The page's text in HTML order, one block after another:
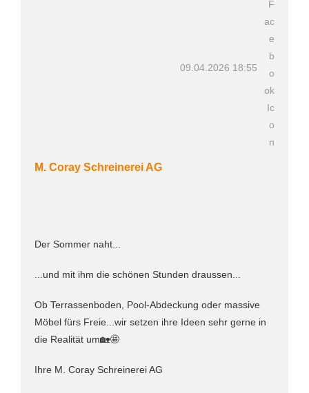
09.04.2026 18:55
M. Coray Schreinerei AG
Der Sommer naht...
...und mit ihm die schönen Stunden draussen...
Ob Terrassenboden, Pool-Abdeckung oder massive
Möbel fürs Freie...wir setzen ihre Ideen sehr gerne in
die Realität um🏡🤩
Ihre M. Coray Schreinerei AG